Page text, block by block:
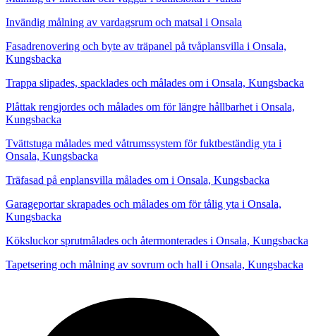
Invändig målning av vardagsrum och matsal i Onsala
Fasadrenovering och byte av träpanel på tvåplansvilla i Onsala,
Kungsbacka
Trappa slipades, spacklades och målades om i Onsala, Kungsbacka
Plåttak rengjordes och målades om för längre hållbarhet i Onsala,
Kungsbacka
Tvättstuga målades med våtrumssystem för fuktbeständig yta i
Onsala, Kungsbacka
Träfasad på enplansvilla målades om i Onsala, Kungsbacka
Garageportar skrapades och målades om för tålig yta i Onsala,
Kungsbacka
Köksluckor sprutmålades och återmonterades i Onsala, Kungsbacka
Tapetsering och målning av sovrum och hall i Onsala, Kungsbacka